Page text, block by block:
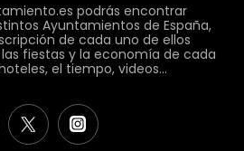
podrás encontrar
Ayuntamientos de España,
de cada uno de ellos
fiestas y la economía de cada
el tiempo, videos...